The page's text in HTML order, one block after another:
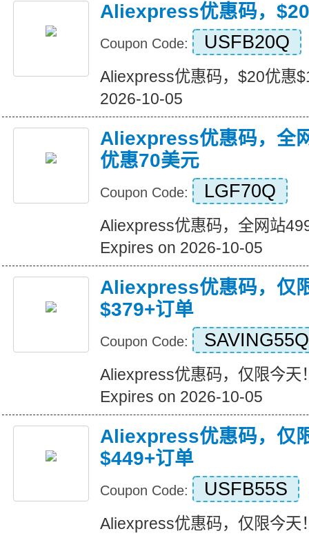
Aliexpress优惠码，
Coupon Code: USFB20Q
Aliexpress优惠码，$20优惠
2026-10-05
Aliexpress优惠码，全
优惠70美元
Coupon Code: LGF70Q
Aliexpress优惠码，全网站
Expires on 2026-10-05
Aliexpress优惠码，仅
$379+订单
Coupon Code: SAVING55Q
Aliexpress优惠码，仅限今天
Expires on 2026-10-05
Aliexpress优惠码，仅
$449+订单
Coupon Code: USFB55S
Aliexpress优惠码，仅限今天